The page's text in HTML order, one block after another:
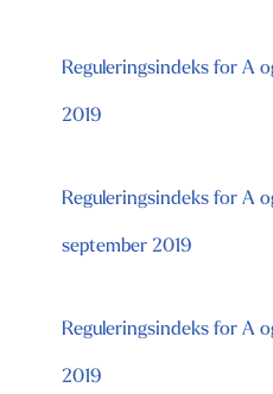
Reguleringsindeks for A
2019
Reguleringsindeks for A
september 2019
Reguleringsindeks for A
2019